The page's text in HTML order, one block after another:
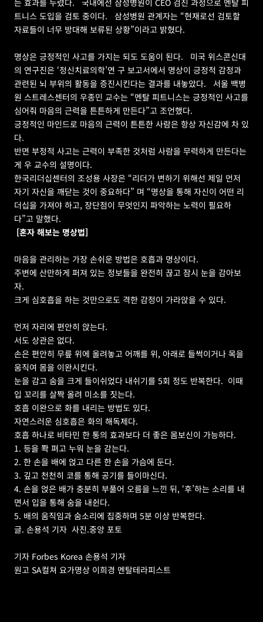
트니스 도입을 검토 중이다.   삼성병원 관계자는 “현재로선 검토할
자료들이 너무 방대해 보류된 상황”이라고 밝혔다.
명상은 긍정적인 사고를 가지는 되도 도움이 된다.   미국 위스콘신대
의 연구진은 ‘정신치료의학’연 구 보고서에서 명상이 긍정적 감정과
관련된 뇌 부위의 활동을 증진시킨다는 결과를 내놓았다.   서울 백병
원 스트레스센터의 우종민 교수는 “멘탈 피트니스는 긍정적인 사고를
심어줘 마음의 근력을 튼튼하게 만든다”고 조언했다.
긍정적인 마인드로 마음의 근력이 튼튼한 사람은 항상 자신감에 차 있
다.
반면 부정적 사고는 근력이 부족한 것처럼 사람을 무력하게 만든다는
게 우 교수의 설명이다.
한국리더십센터의 조성용 사장은 “리더가 변하기 위해선 제일 먼저
자기 자신을 깨닫는 것이 중요하다” 며 “명상을 통해 자신이 어떤 리
더십을 가져야 하고, 장단점이 무엇인지 파악하는 노력이 필요하
다”고 말했다.
[혼자 해보는 명상법]
마음을 관리하는 가장 손쉬운 방법은 호흡과 명상이다.
주변에 산만하게 퍼져 있는 정보들을 완전히 끊고 잠시 눈을 감아보
자.
크게 심호흡을 하는 것만으로도 격한 감정이 가라앉을 수 있다.
먼저 자리에 편안히 앉는다.
서도 상관은 없다.
손은 편안히 무릎 위에 올려놓고 어깨를 위, 아래로 들썩이거나 목을
움직여 몸을 이완시킨다.
눈을 감고 숨을 크게 들이쉬었다 내쉬기를 5회 정도 반복한다.  이때
입 꼬리를 살짝 올려 미소를 짓는다.
호흡 이완으로 화를 내리는 방법도 있다.
자연스러운 심호흡은 화의 해독제다.
호흡 하나로 비타민 한 통의 효과보다 더 좋은 몸보신이 가능하다.
1. 등을 쫙 펴고 누워 눈을 감는다.
2. 한 손을 배에 얹고 다른 한 손을 가슴에 둔다.
3. 깊고 천천히 코를 통해 공기를 들이마신다.
4. 손을 얹은 배가 충분히 부풀어 오름을 느낀 뒤, ‘후’하는 소리를 내
면서 입을 통해 숨을 내쉰다.
5. 배의 움직임과 숨소리에 집중하며 5분 이상 반복한다.
글. 손용석 기자  사진.중앙 포토
기자 Forbes Korea 손용석 기자
원고 SA컬쳐 요가명상 이희경 멘탈테라피스트